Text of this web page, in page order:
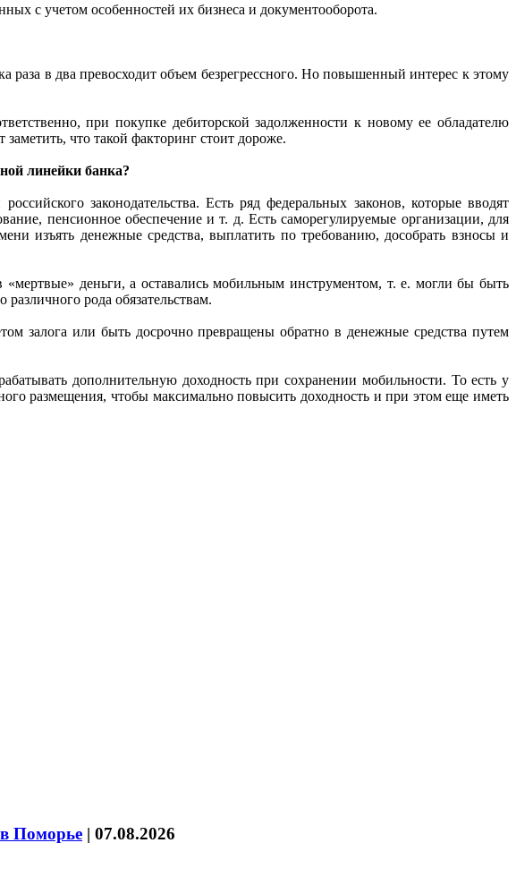
с учетом особенностей их бизнеса и документооборота.
раза в два превосходит объем безрегрессного. Но повышенный интерес к этому
при покупке дебиторской задолженности к новому ее обладателю
что такой факторинг стоит дороже.
линейки банка?
законодательства. Есть ряд федеральных законов, которые вводят
пенсионное обеспечение и т. д. Есть саморегулируемые организации, для
изъять денежные средства, выплатить по требованию, дособрать взносы и
деньги, а оставались мобильным инструментом, т. е. могли бы быть
рода обязательствам.
залога или быть досрочно превращены обратно в денежные средства путем
дополнительную доходность при сохранении мобильности. То есть у
размещения, чтобы максимально повысить доходность и при этом еще иметь
в Поморье | 07.08.2026